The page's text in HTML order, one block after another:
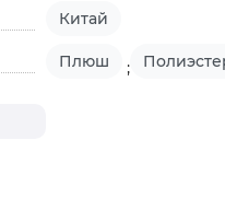
Китай
Плюш ;